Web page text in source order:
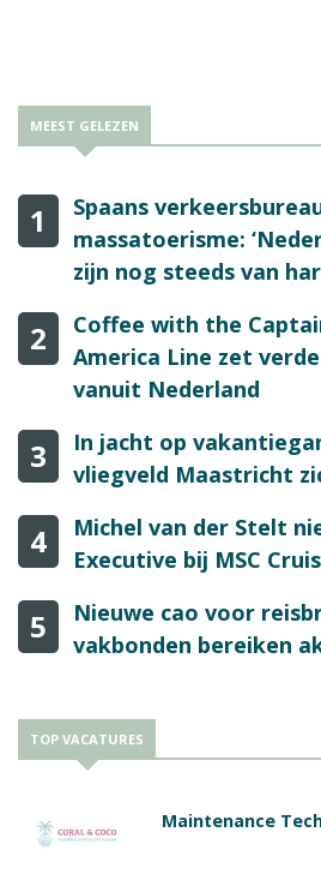
MEEST GELEZEN
1
Spaans
massatoerisme:
zijn nog steeds van
2
Coffee with the
America Line zet
vanuit Nederland
3
In jacht op
vliegveld Maastricht
4
Michel van der Stelt
Executive bij MSC
5
Nieuwe cao voor
vakbonden bereiken
TOP VACATURES
Maintenance